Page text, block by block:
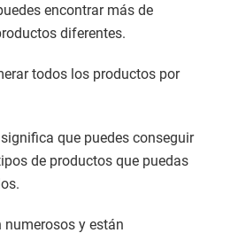
encontrar más de
diferentes.
todos los productos por
que puedes conseguir
de productos que puedas
y están